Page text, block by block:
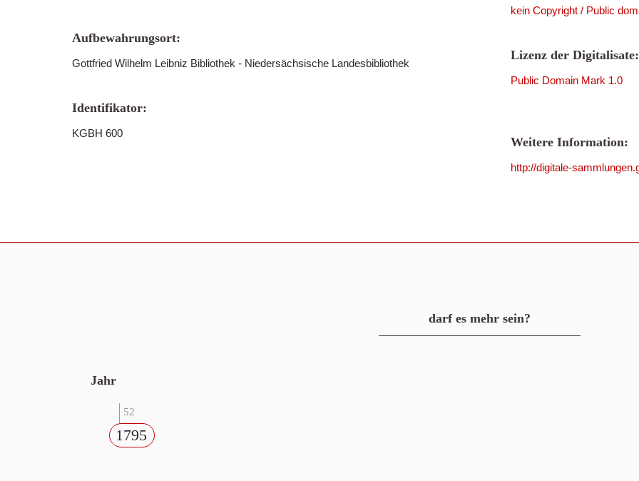
Aufbewahrungsort:
Gottfried Wilhelm Leibniz Bibliothek - Niedersächsische Landesbibliothek
Identifikator:
KGBH 600
kein Copyright / Public
Lizenz der Digitalisate:
Public Domain Mark 1.0
Weitere Information:
http://digitale-
darf es mehr sein?
Jahr
52
1795